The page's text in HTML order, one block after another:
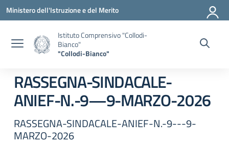
Vai ai contenuti
Vai al menu di navigazione
Vai al footer
Ministero dell'Istruzione e del Merito
Istituto Comprensivo "Collodi-
Bianco"
"Collodi-Bianco"
RASSEGNA-SINDACALE-
ANIEF-N.-9—9-MARZO-2026
RASSEGNA-SINDACALE-ANIEF-N.-9---9-
MARZO-2026